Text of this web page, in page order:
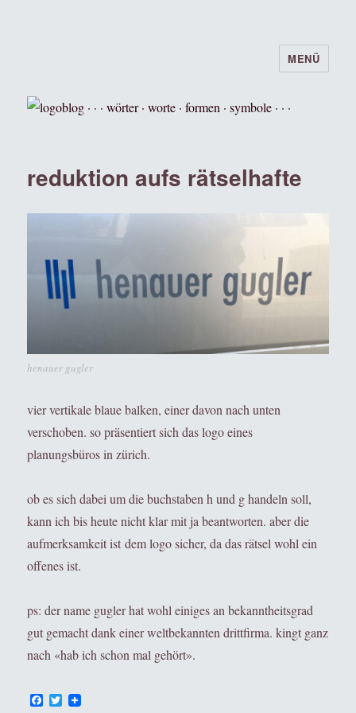
logoblog · · · wörter · worte · formen ·
symbole · · ·
MENÜ
reduktion aufs rätselhafte
henauer gugler
vier vertikale blaue balken, einer davon nach unten
verschoben. so präsentiert sich das logo eines
planungsbüros in zürich.
ob es sich dabei um die buchstaben h und g handeln soll,
kann ich bis heute nicht klar mit ja beantworten. aber die
aufmerksamkeit ist dem logo sicher, da das rätsel wohl ein
offenes ist.
ps: der name gugler hat wohl einiges an bekanntheitsgrad
gut gemacht dank einer weltbekannten drittfirma. kingt ganz
nach «hab ich schon mal gehört».
F T